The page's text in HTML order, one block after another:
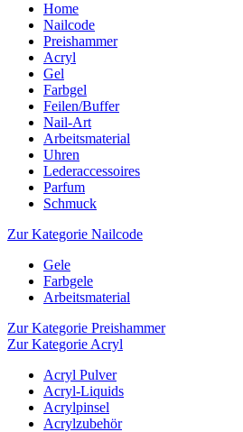
Home
Nailcode
Preishammer
Acryl
Gel
Farbgel
Feilen/Buffer
Nail-Art
Arbeitsmaterial
Uhren
Lederaccessoires
Parfum
Schmuck
Zur Kategorie Nailcode
Gele
Farbgele
Arbeitsmaterial
Zur Kategorie Preishammer
Zur Kategorie Acryl
Acryl Pulver
Acryl-Liquids
Acrylpinsel
Acrylzubehör